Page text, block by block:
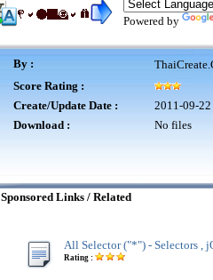
Powered by
By :
Score Rating :
Create/Update Date :
2011-09-
Download :
No files
Sponsored Links / Related
All Selector ("*") - Selectors ,
Rating :